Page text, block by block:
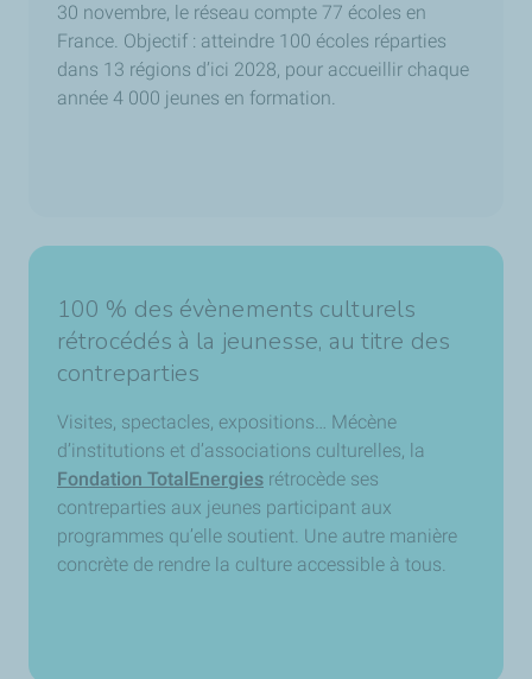
30 novembre, le réseau compte 77 écoles en
France. Objectif : atteindre 100 écoles réparties
dans 13 régions d’ici 2028, pour accueillir chaque
année 4 000 jeunes en formation.
100 % des évènements culturels
rétrocédés à la jeunesse, au titre des
contreparties
Visites, spectacles, expositions… Mécène
d’institutions et d’associations culturelles, la
Fondation TotalEnergies rétrocède ses
contreparties aux jeunes participant aux
programmes qu’elle soutient. Une autre manière
concrète de rendre la culture accessible à tous.